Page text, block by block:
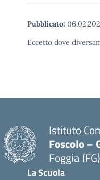
Pubblicato:
Eccetto dove
Istituto
Foscolo –
Foggia (FG)
— Visita la
La Scuola